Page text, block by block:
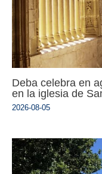
Deba celebra en
en la iglesia de
2026-08-05